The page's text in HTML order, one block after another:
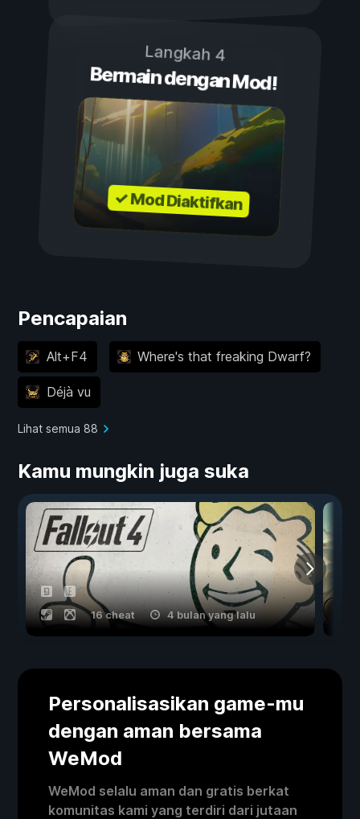
Langkah 4
Bermain dengan Mod!
✓ Mod Diaktifkan
Pencapaian
Alt+F4 Where's that freaking Dwarf?
Déjà vu
Lihat semua 88
Kamu mungkin juga suka
16 cheat 4 bulan yang lalu
Personalisasikan game-mu
dengan aman bersama
WeMod
WeMod selalu aman dan gratis berkat
komunitas kami yang terdiri dari jutaan